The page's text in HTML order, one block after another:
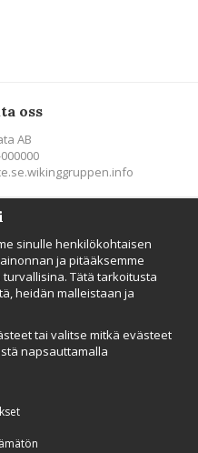
oss
AB
Tilaa
sinulle henkilökohtaisen
ja pitääksemme
Tätä tarkoitusta
heidän malleistaan ​​ja
tai valitse mitkä evästeet
napsauttamalla